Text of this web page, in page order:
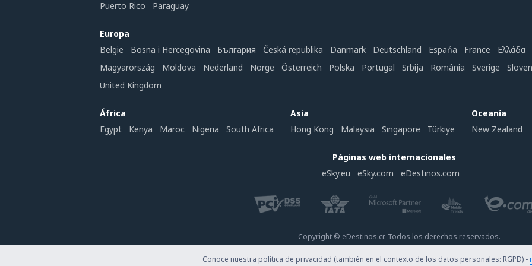
Puerto Rico
Paraguay
Europa
België
Bosna i Hercegovina България Česká republika Danmark Deutschland Espańa France Ελλάδα
Magyarország
Moldova Nederland Norge Österreich Polska Portugal Srbija România Sverige
United Kingdom
África
Egypt
Kenya Maroc Nigeria South Africa
Asia
Hong Kong
Malaysia Singapore Türkiye
Oceanía
New Zealand
Páginas web internacionales
eSky.eu
eSky.com eDestinos.com
Copyright © eDestinos.cr. Todos los derechos reservados.
Conoce nuestra política de privacidad (también en el contexto de los datos personales: RGPD) -